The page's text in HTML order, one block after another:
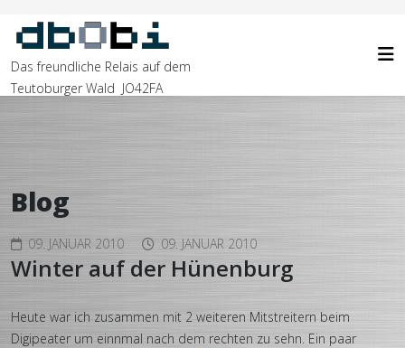
Das freundliche Relais auf dem
Teutoburger Wald JO42FA
Blog
09. JANUAR 2010 09. JANUAR 2010
Winter auf der Hünenburg
Heute war ich zusammen mit 2 weiteren Mitstreitern beim
Digipeater um einnmal nach dem rechten zu sehn. Ein paar